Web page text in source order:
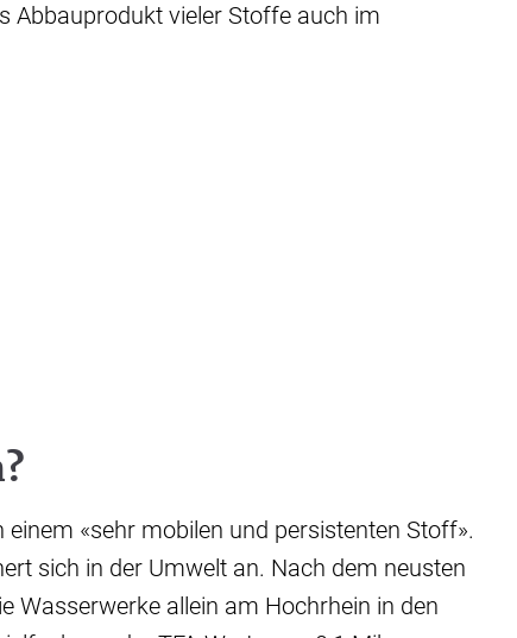
Abbauprodukt vieler Stoffe auch im
«sehr mobilen und persistenten Stoff».
sich in der Umwelt an. Nach dem neusten
Wasserwerke allein am Hochrhein in den